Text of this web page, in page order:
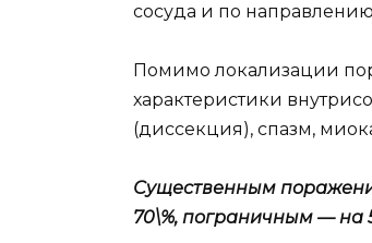
сосуда и по
Помимо локализации
характеристики
(диссекция), спазм,
Существенным
70\%, пограничным — на